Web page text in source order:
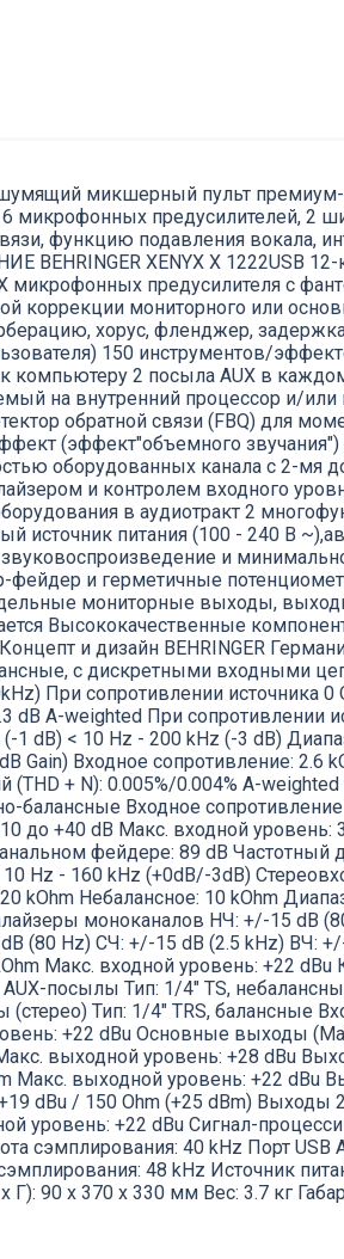
микшерный пульт
микрофонных предусилителей, 2
функцию подавления вокала,
BEHRINGER XENYX X 1222USB
микрофонных предусилителя с
коррекции мониторного или
хорус, фленджер,
150 инструментов/
компьютеру 2 посыла AUX в
на внутренний процессор и/или
обратной связи (FBQ) для
(эффект"объемного
оборудованных канала с 2-
и контролем входного
в аудиотракт 2
источник питания (100 - 240 В
и
фейдер и герметичные
мониторные выходы,
Высококачественные
и дизайн BEHRINGER
с дискретными входными
При сопротивлении источника 0
dB A-weighted При сопротивлении
dB) < 10 Hz - 200 kHz (-3 dB)
Gain) Входное сопротивление: 2.6
+ N): 0.005%/0.004% A-
балансные Входное
до +40 dB Макс. входной
фейдере: 89 dB Частотный
Hz - 160 kHz (+0dB/-3dB)
kOhm Небалансное: 10 kOhm
моноканалов НЧ: +/-15 dB
(80 Hz) СЧ: +/-15 dB (2.5 kHz) ВЧ:
Макс. входной уровень: +22
посылы Тип: 1/4" TS,
Тип: 1/4" TRS, балансные
+22 dBu Основные выходы
выходной уровень: +28 dBu
Макс. выходной уровень: +22 dBu
dBu / 150 Ohm (+25 dBm) Выходы
уровень: +22 dBu Сигнал-
сэмплирования: 40 kHz Порт USB
48 kHz Источник
90 х 370 х 330 мм Вес: 3.7 кг